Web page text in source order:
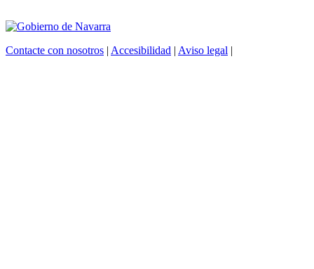
Contacte con nosotros | Accesibilidad | Aviso legal |